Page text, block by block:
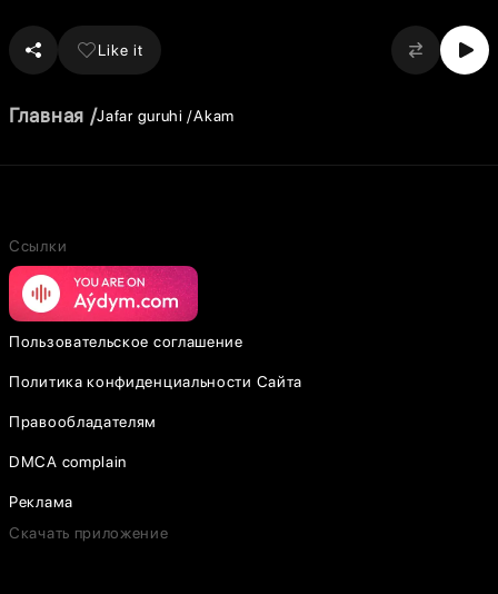
Like it
Главная Jafar guruhi Akam
Ссылки
Пользовательское соглашение
Политика конфиденциальности Сайта
Правообладателям
DMCA complain
Реклама
Скачать приложение